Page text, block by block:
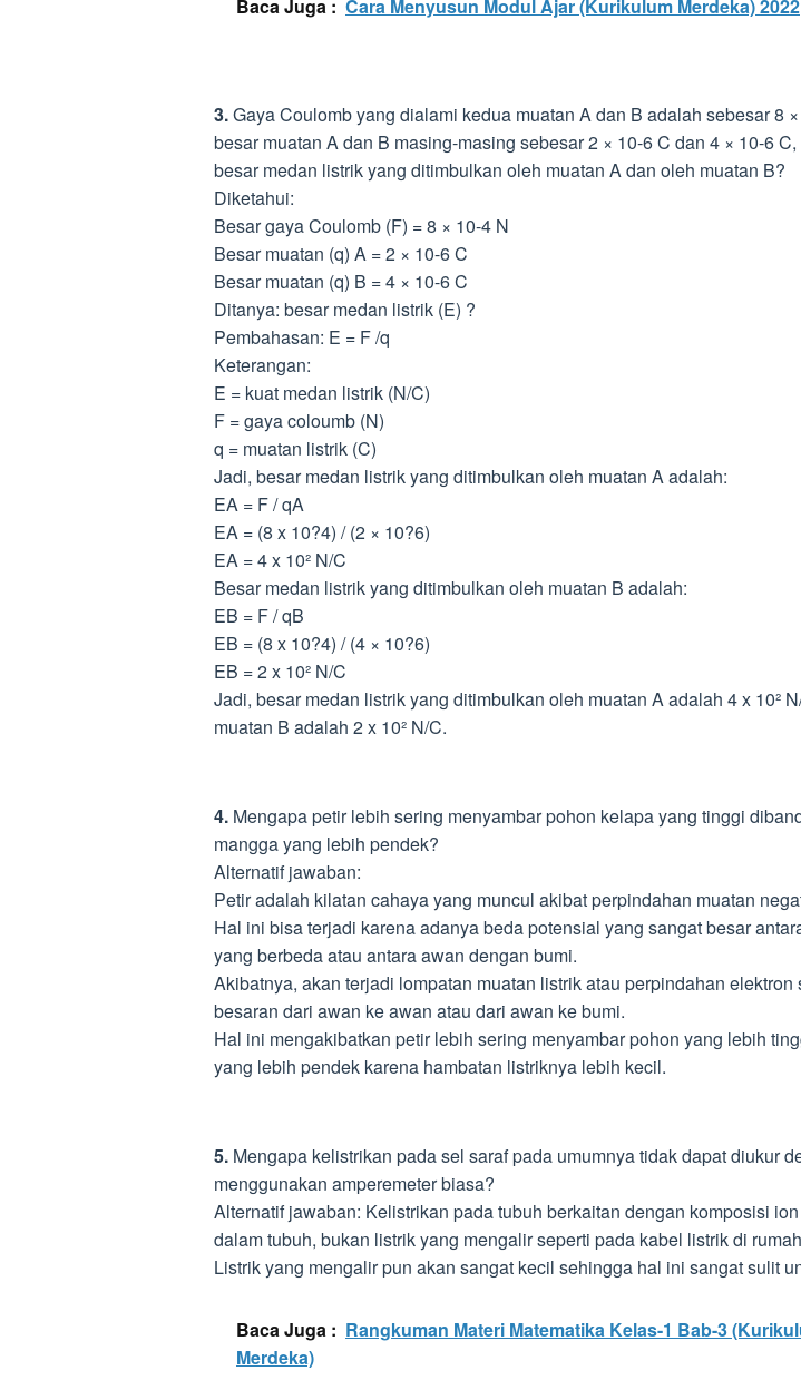
Baca Juga : Cara Menyusun Modul Ajar (Kurikulum Merdeka) 2022
3.Gaya Coulomb yang dialami kedua muatan A dan B adalah sebesar 8
besar muatan A dan B masing-masing sebesar 2 × 10-6 C dan 4 × 10-6
besar medan listrik yang ditimbulkan oleh muatan A dan oleh muatan B?
Diketahui:
Besar gaya Coulomb (F) = 8 × 10-4 N
Besar muatan (q) A = 2 × 10-6 C
Besar muatan (q) B = 4 × 10-6 C
Ditanya: besar medan listrik (E) ?
Pembahasan: E = F /q
Keterangan:
E = kuat medan listrik (N/C)
F = gaya coloumb (N)
q = muatan listrik (C)
Jadi, besar medan listrik yang ditimbulkan oleh muatan A adalah:
EA = F / qA
EA = (8 x 10?4) / (2 × 10?6)
EA = 4 x 10² N/C
Besar medan listrik yang ditimbulkan oleh muatan B adalah:
EB = F / qB
EB = (8 x 10?4) / (4 × 10?6)
EB = 2 x 10² N/C
Jadi, besar medan listrik yang ditimbulkan oleh muatan A adalah 4 x 10²
muatan B adalah 2 x 10² N/C.
4. Mengapa petir lebih sering menyambar pohon kelapa yang tinggi
mangga yang lebih pendek?
Alternatif jawaban:
Petir adalah kilatan cahaya yang muncul akibat perpindahan muatan
Hal ini bisa terjadi karena adanya beda potensial yang sangat besar
yang berbeda atau antara awan dengan bumi.
Akibatnya, akan terjadi lompatan muatan listrik atau perpindahan elektron
besaran dari awan ke awan atau dari awan ke bumi.
Hal ini mengakibatkan petir lebih sering menyambar pohon yang lebih
yang lebih pendek karena hambatan listriknya lebih kecil.
5. Mengapa kelistrikan pada sel saraf pada umumnya tidak dapat diukur
menggunakan amperemeter biasa?
Alternatif jawaban: Kelistrikan pada tubuh berkaitan dengan komposisi
dalam tubuh, bukan listrik yang mengalir seperti pada kabel listrik di
Listrik yang mengalir pun akan sangat kecil sehingga hal ini sangat sulit
Baca Juga : Rangkuman Materi Matematika Kelas-1 Bab-3
Merdeka)